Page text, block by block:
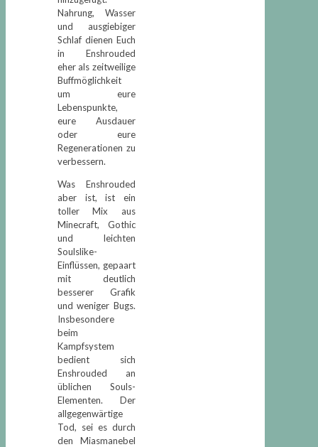
Nahrung, Wasser
und ausgiebiger
Schlaf dienen Euch
in Enshrouded
eher als zeitweilige
Buffmöglichkeit
um eure
Lebenspunkte,
eure Ausdauer
oder eure
Regenerationen zu
verbessern.
Was Enshrouded
aber ist, ist ein
toller Mix aus
Minecraft, Gothic
und leichten
Soulslike-
Einflüssen, gepaart
mit deutlich
besserer Grafik
und weniger Bugs.
Insbesondere
beim
Kampfsystem
bedient sich
Enshrouded an
üblichen Souls-
Elementen. Der
allgegenwärtige
Tod, sei es durch
den Miasmanebel